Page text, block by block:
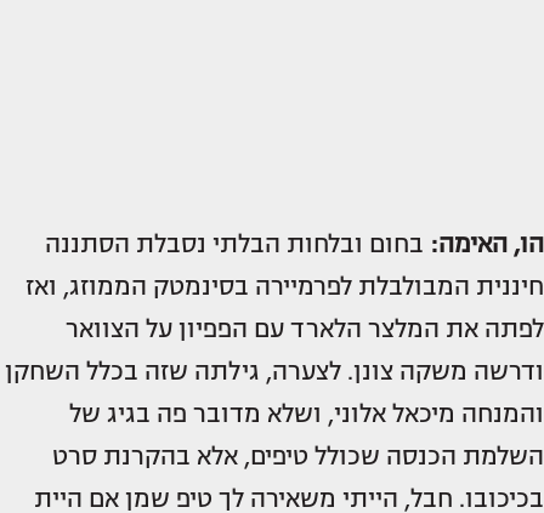
הו, האימה: בחום ובלחות הבלתי נסבלת הסתננה
חיננית המבולבלת לפרמיירה בסינמטק הממוזג, ואז
לפתה את המלצר הלארד עם הפפיון על הצוואר
ודרשה משקה צונן. לצערה, גילתה שזה בכלל השחקן
והמנחה מיכאל אלוני, ושלא מדובר פה בגיג של
השלמת הכנסה שכולל טיפים, אלא בהקרנת סרט
בכיכובו. חבל, הייתי משאירה לך טיפ שמן אם היית